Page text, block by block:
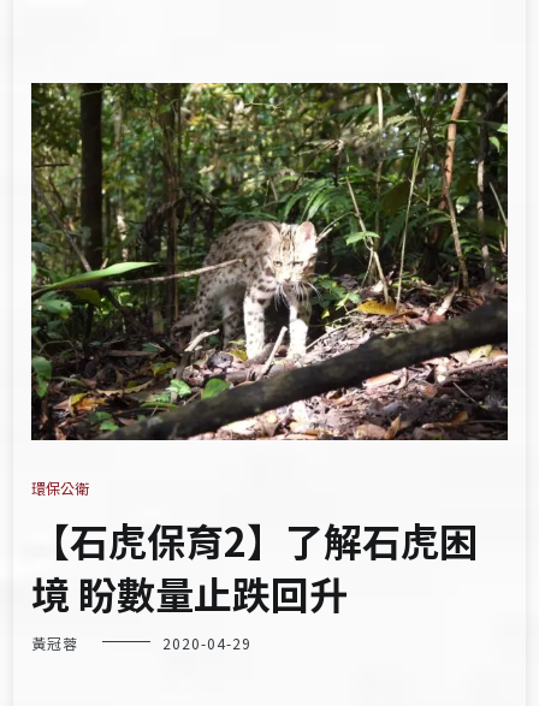
環保公衛
【石虎保育2】了解石虎困
境 盼數量止跌回升
黃冠蓉 2020-04-29